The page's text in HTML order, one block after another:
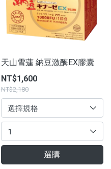
天山雪蓮 納豆激酶EX膠囊
NT$1,600
NT$2,180
選購